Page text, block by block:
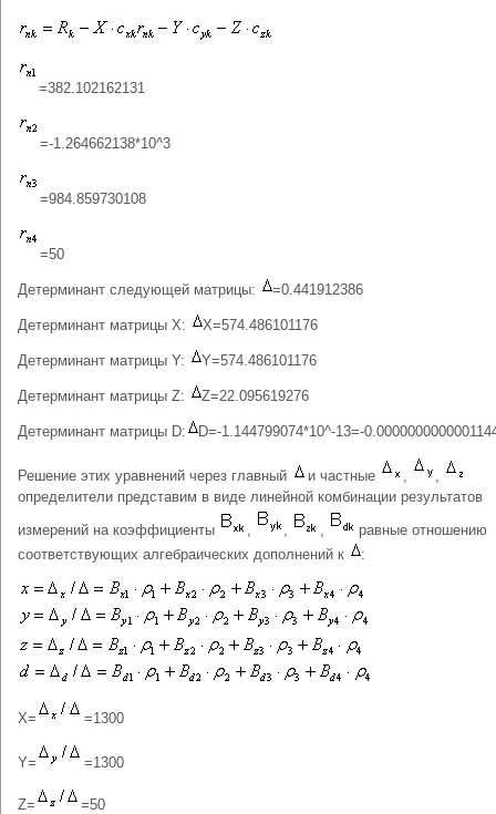
=382.102162131
=-1.264662138*10^3
=984.859730108
=50
Детерминант следующей матрицы: =0.441912386
Детерминант матрицы Х: X=574.486101176
Детерминант матрицы Y: Y=574.486101176
Детерминант матрицы Z: Z=22.095619276
Детерминант матрицы D: D=-1.144799074*10^-13=-
Решение этих уравнений через главный и частные ,
,
определители представим в виде линейной комбинации результатов
измерений на коэффициенты
, , ,
равные отношению
соответствующих алгебраических дополнений к
:
X= =1300
Y= =1300
Z= =50